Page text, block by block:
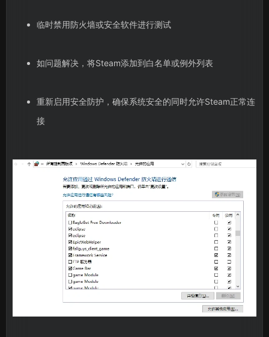
临时禁用防火墙或安全软件进行测试
如问题解决，将Steam添加到白名单或例外列表
重新启用安全防护，确保系统安全的同时允许Steam正常连
接